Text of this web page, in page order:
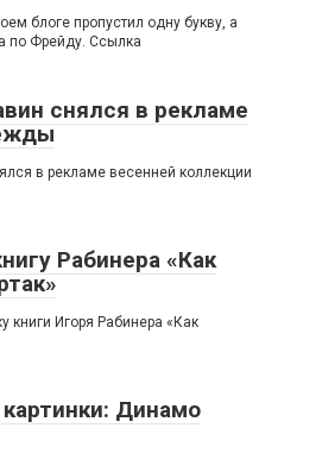
блоге пропустил одну букву, а
по Фрейду. Ссылка
снялся в рекламе
в рекламе весенней коллекции
Рабинера «Как
книги Игоря Рабинера «Как
Динамо